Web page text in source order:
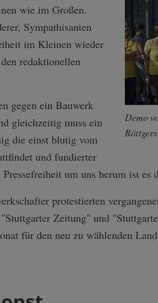
Demo
Röttgers
wie im Großen.
Sympathisanten
im Kleinen wieder
redaktionellen
gegen ein Bauwerk
gleichzeitig muss ein
die einst blutig vom
und fundierter
um uns herum ist es
protestierten
Zeitung" und
für den neu zu wählenden